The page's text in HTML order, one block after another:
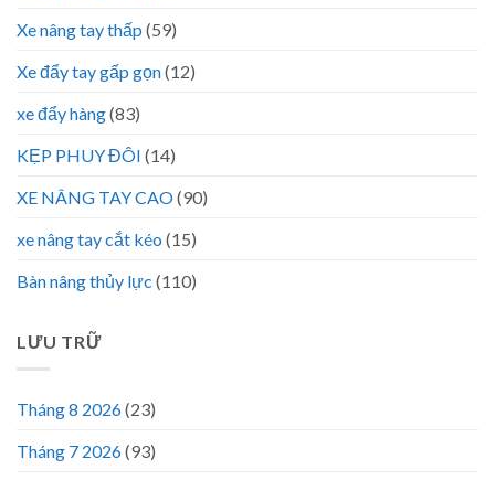
Xe nâng tay thấp (59)
Xe đẩy tay gấp gọn(12)
xe đẩy hàng(83)
KẸP PHUY ĐÔI (14)
XE NÂNG TAY CAO(90)
xe nâng tay cắt kéo (15)
Bàn nâng thủy lực (110)
LƯU TRỮ
Tháng 8 2026(23)
Tháng 7 2026(93)